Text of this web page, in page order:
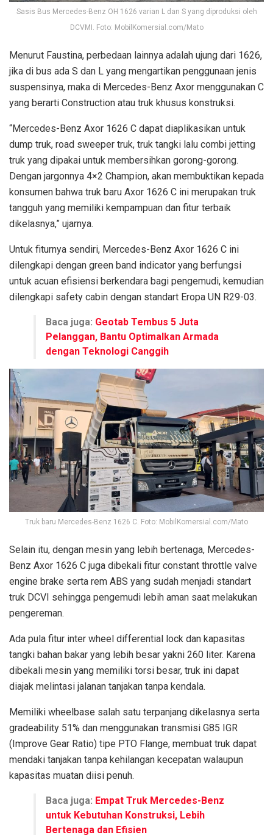
Sasis Bus Mercedes-Benz OH 1626 varian L dan S yang diproduksi oleh
DCVMI. Foto: MobilKomersial.com/Mato
Menurut Faustina, perbedaan lainnya adalah ujung dari 1626,
jika di bus ada S dan L yang mengartikan penggunaan jenis
suspensinya, maka di Mercedes-Benz Axor menggunakan C
yang berarti Construction atau truk khusus konstruksi.
“Mercedes-Benz Axor 1626 C dapat diaplikasikan untuk
dump truk, road sweeper truk, truk tangki lalu combi jetting
truk yang dipakai untuk membersihkan gorong-gorong.
Dengan jargonnya 4×2 Champion, akan membuktikan kepada
konsumen bahwa truk baru Axor 1626 C ini merupakan truk
tangguh yang memiliki kempampuan dan fitur terbaik
dikelasnya,” ujarnya.
Untuk fiturnya sendiri, Mercedes-Benz Axor 1626 C ini
dilengkapi dengan green band indicator yang berfungsi
untuk acuan efisiensi berkendara bagi pengemudi, kemudian
dilengkapi safety cabin dengan standart Eropa UN R29-03.
Baca juga: Geotab Tembus 5 Juta
Pelanggan, Bantu Optimalkan Armada
dengan Teknologi Canggih
Truk baru Mercedes-Benz 1626 C. Foto: MobilKomersial.com/Mato
Selain itu, dengan mesin yang lebih bertenaga, Mercedes-
Benz Axor 1626 C juga dibekali fitur constant throttle valve
engine brake serta rem ABS yang sudah menjadi standart
truk DCVI sehingga pengemudi lebih aman saat melakukan
pengereman.
Ada pula fitur inter wheel differential lock dan kapasitas
tangki bahan bakar yang lebih besar yakni 260 liter. Karena
dibekali mesin yang memiliki torsi besar, truk ini dapat
diajak melintasi jalanan tanjakan tanpa kendala.
Memiliki wheelbase salah satu terpanjang dikelasnya serta
gradeability 51% dan menggunakan transmisi G85 IGR
(Improve Gear Ratio) tipe PTO Flange, membuat truk dapat
mendaki tanjakan tanpa kehilangan kecepatan walaupun
kapasitas muatan diisi penuh.
Baca juga: Empat Truk Mercedes-Benz
untuk Kebutuhan Konstruksi, Lebih
Bertenaga dan Efisien